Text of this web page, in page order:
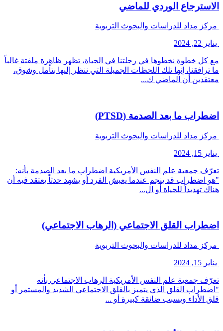
الاسترجاع الوردي للماضي
مركز مداد للدراسات والبحوث التربوية
يناير 22, 2024
مع كل خطوة نخطوها في رحلتنا في الحياة، تظهر ظاهرة ملفتة غالباً
ما ترافقنا، إنها تلك اللحظات الجميلة التي ننظر إليها بتأمل وشوق،
معتقدين أن الماضي ك...
اضطراب ما بعد الصدمة (PTSD)
مركز مداد للدراسات والبحوث التربوية
يناير 15, 2024
تعرّف جمعية علم النفس الأمريكية اضطراب ما بعد الصدمة بأنه:
"هو اضطراب قد ينجم عندما يعيش الفرد أو يشهد حدثاً يعتقد فيه أن
هناك تهديداً للحياة أو ال...
اضطراب القلق الاجتماعي (الرهاب الاجتماعي)
مركز مداد للدراسات والبحوث التربوية
يناير 15, 2024
تعرّف جمعية علم النفس الأمريكية الرهاب الاجتماعي بأنه
"اضطراب القلق الذي يتميز بالقلق الاجتماعي الشديد والمستمر أو
قلق الأداء ويسبب ضائقة كبيرة أو ...